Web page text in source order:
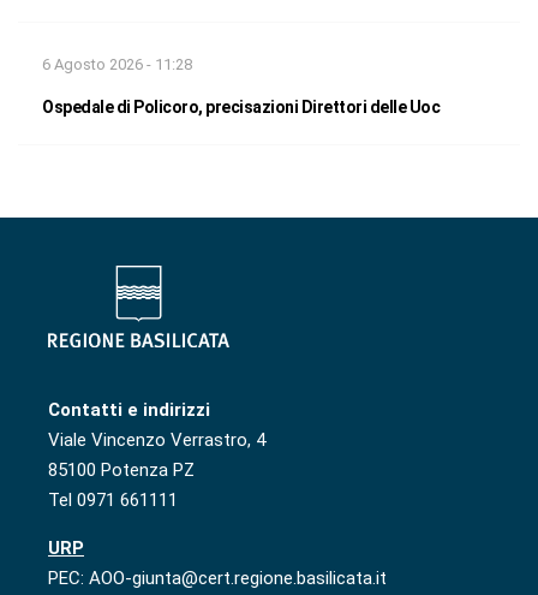
6 Agosto 2026 - 11:28
Ospedale di Policoro, precisazioni Direttori delle Uoc
Contatti e indirizzi
Viale Vincenzo Verrastro, 4
85100 Potenza PZ
Tel 0971 661111
URP
PEC: AOO-giunta@cert.regione.basilicata.it